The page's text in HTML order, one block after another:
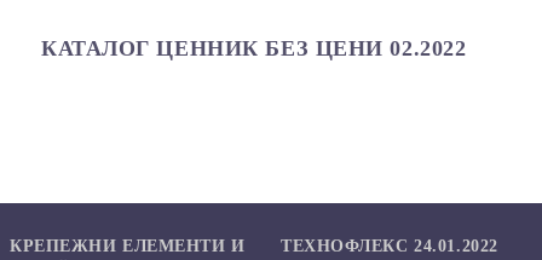
КАТАЛОГ ЦЕННИК БЕЗ ЦЕНИ 02.2022
КРЕПЕЖНИ ЕЛЕМЕНТИ И
ТЕХНОФЛЕКС 24.01.2022